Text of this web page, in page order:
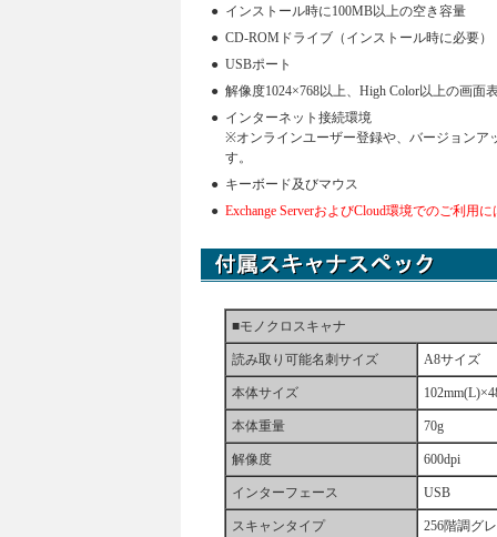
● インストール時に100MB以上の空き容量
● CD-ROMドライブ（インストール時に必要）
● USBポート
● 解像度1024×768以上、High Color以上の画面
● インターネット接続環境
※オンラインユーザー登録や、バージョンア
す。
● キーボード及びマウス
● Exchange ServerおよびCloud環境でのご利用
■モノクロスキャナ
読み取り可能名刺サイズ A8サイズ
本体サイズ
本体重量 70g
解像度 600dpi
インターフェース USB
スキャンタイプ 256階調グ